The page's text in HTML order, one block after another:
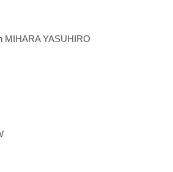
MIHARA YASUHIRO